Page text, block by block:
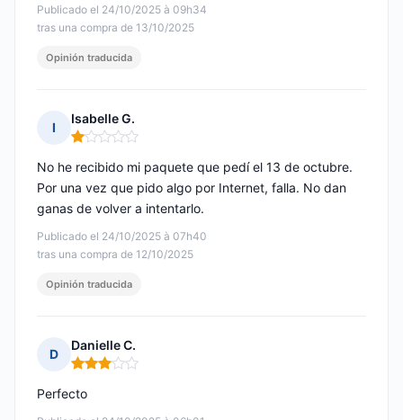
Publicado el 24/10/2025 à 09h34
tras una compra de 13/10/2025
Opinión traducida
I
Isabelle G.
Nota: 1 de 5
Publicado el 24/10/2025 à 07h40
tras una compra de 12/10/2025
No he recibido mi paquete que pedí el 13 de octubre.
Por una vez que pido algo por Internet, falla. No dan
ganas de volver a intentarlo.
Opinión traducida
D
Danielle C.
Nota: 3 de 5
Perfecto